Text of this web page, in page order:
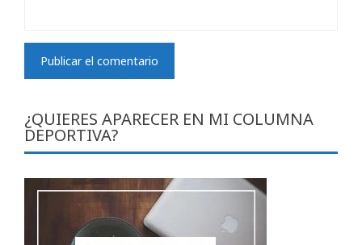
¿QUIERES APARECER EN MI COLUMNA
DEPORTIVA?